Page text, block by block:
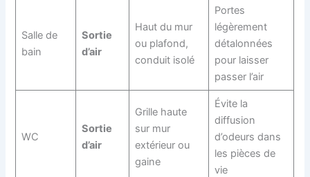
Salle de
bain
Sortie
d’air
Haut du mur
ou plafond,
conduit isolé
Portes
légèrement
détalonnées
pour laisser
passer l’air
WC
Sortie
d’air
Grille haute
sur mur
extérieur ou
gaine
Évite la
diffusion
d’odeurs dans
les pièces de
vie